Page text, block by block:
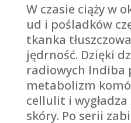
W czasie ciąży w
ud i pośladków
tkanka
jędrność. Dzięki
radiowych Indiba
metabolizm
cellulit i
skóry. Po serii